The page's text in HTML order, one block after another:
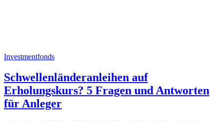
Investmentfonds
Schwellenländeranleihen auf
Erholungskurs? 5 Fragen und Antworten
für Anleger